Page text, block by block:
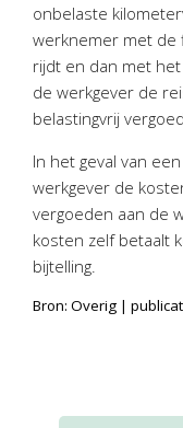
Downloads
Contact
Twinfield –
BaseCone – Facturen
Visionplanner –
Klantenportaal –
onbelaste
werknemer met de
rijdt en dan met
de werkgever de
belastingvrij
In het geval van
werkgever de
vergoeden aan de
kosten zelf betaalt
bijtelling.
Bron: Overig |